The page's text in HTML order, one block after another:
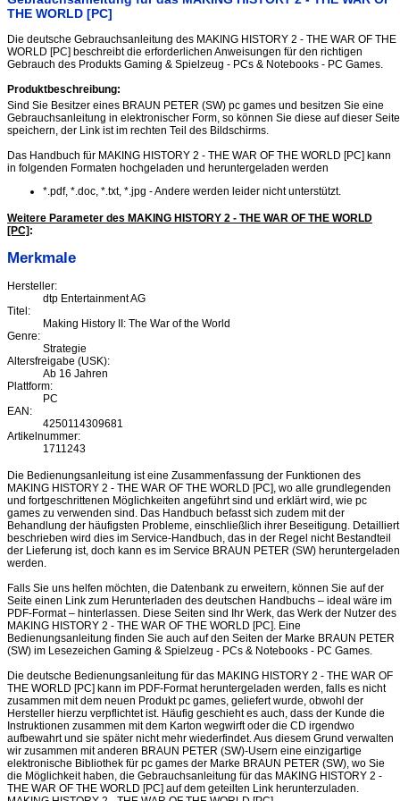
THE WORLD [PC]
Die deutsche Gebrauchsanleitung des MAKING HISTORY 2 - THE WAR OF THE
WORLD [PC] beschreibt die erforderlichen Anweisungen für den richtigen
Gebrauch des Produkts Gaming & Spielzeug - PCs & Notebooks - PC Games.
Produktbeschreibung:
Sind Sie Besitzer eines BRAUN PETER (SW) pc games und besitzen Sie eine
Gebrauchsanleitung in elektronischer Form, so können Sie diese auf dieser Seite
speichern, der Link ist im rechten Teil des Bildschirms.
Das Handbuch für MAKING HISTORY 2 - THE WAR OF THE WORLD [PC] kann
in folgenden Formaten hochgeladen und heruntergeladen werden
*.pdf, *.doc, *.txt, *.jpg - Andere werden leider nicht unterstützt.
Weitere Parameter des MAKING HISTORY 2 - THE WAR OF THE WORLD
[PC] :
Merkmale
Hersteller:
dtp Entertainment AG
Titel:
Making History II: The War of the World
Genre:
Strategie
Altersfreigabe (USK):
Ab 16 Jahren
Plattform:
PC
EAN:
4250114309681
Artikelnummer:
1711243
Die Bedienungsanleitung ist eine Zusammenfassung der Funktionen des
MAKING HISTORY 2 - THE WAR OF THE WORLD [PC], wo alle grundlegenden
und fortgeschrittenen Möglichkeiten angeführt sind und erklärt wird, wie pc
games zu verwenden sind. Das Handbuch befasst sich zudem mit der
Behandlung der häufigsten Probleme, einschließlich ihrer Beseitigung. Detailliert
beschrieben wird dies im Service-Handbuch, das in der Regel nicht Bestandteil
der Lieferung ist, doch kann es im Service BRAUN PETER (SW) heruntergeladen
werden.
Falls Sie uns helfen möchten, die Datenbank zu erweitern, können Sie auf der
Seite einen Link zum Herunterladen des deutschen Handbuchs – ideal wäre im
PDF-Format – hinterlassen. Diese Seiten sind Ihr Werk, das Werk der Nutzer des
MAKING HISTORY 2 - THE WAR OF THE WORLD [PC]. Eine
Bedienungsanleitung finden Sie auch auf den Seiten der Marke BRAUN PETER
(SW) im Lesezeichen Gaming & Spielzeug - PCs & Notebooks - PC Games.
Die deutsche Bedienungsanleitung für das MAKING HISTORY 2 - THE WAR OF
THE WORLD [PC] kann im PDF-Format heruntergeladen werden, falls es nicht
zusammen mit dem neuen Produkt pc games, geliefert wurde, obwohl der
Hersteller hierzu verpflichtet ist. Häufig geschieht es auch, dass der Kunde die
Instruktionen zusammen mit dem Karton wegwirft oder die CD irgendwo
aufbewahrt und sie später nicht mehr wiederfindet. Aus diesem Grund verwalten
wir zusammen mit anderen BRAUN PETER (SW)-Usern eine einzigartige
elektronische Bibliothek für pc games der Marke BRAUN PETER (SW), wo Sie
die Möglichkeit haben, die Gebrauchsanleitung für das MAKING HISTORY 2 -
THE WAR OF THE WORLD [PC] auf dem geteilten Link herunterzuladen.